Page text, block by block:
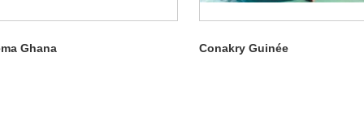
Ghana Conakry Guinée